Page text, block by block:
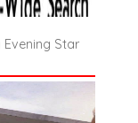
Evening Star